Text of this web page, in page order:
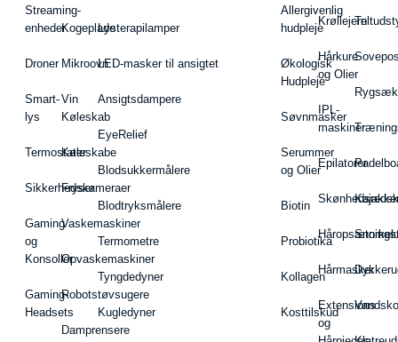
Streaming-
enheder
Droner
Smart-
lys
Termostater
Sikkerhedskameraer
Gaming
og
Konsoller
Gaming-
Headsets
Kogeplade
Mikroovn
Vin
Køleskab
Køleskabe
Fryser
Vaskemaskiner
Opvaskemaskiner
Robotstøvsugere
Damprensere
Lysterapilamper
LED-masker til ansigtet
Ansigtsdampere
EyeRelief
Blodsukkermålere
Blodtryksmålere
Termometre
Tyngdedyner
Kugledyner
Allergivenlig
hudpleje
Økologisk
Hudpleje
Søvnmasker
Serummer
og Olier
Biotin
Probiotika
Kollagen
Kosttilskud
Krøllejern
Hårkure
og Olier
IPL-
maskiner
Epilatorer
Hårmasker
Extensions
og
Vandsko